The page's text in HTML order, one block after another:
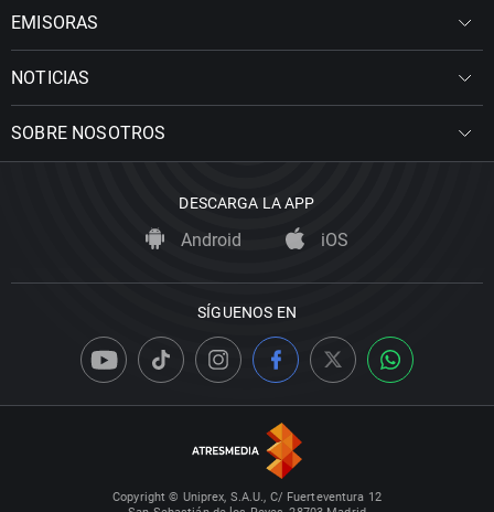
EMISORAS
NOTICIAS
SOBRE NOSOTROS
DESCARGA LA APP
Android iOS
SÍGUENOS EN
Copyright © Uniprex, S.A.U., C/ Fuerteventura 12